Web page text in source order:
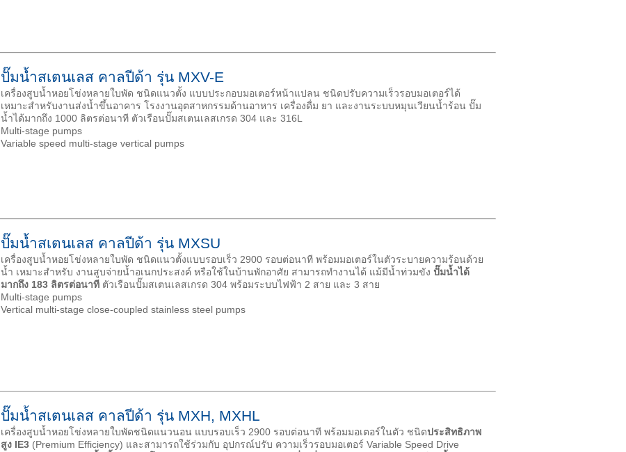
ปั๊มน้ำสเตนเลส คาลปีด้า รุ่น MXV-E
เครื่องสูบน้ำหอยโข่งหลายใบพัด ชนิดแนวตั้ง แบบประกอบมอเตอร์หน้าแปลน ชนิดปรับความเร็วรอบมอเตอร์ได้
เหมาะสำหรับงานส่งน้ำขึ้นอาคาร โรงงานอุตสาหกรรมด้านอาหาร เครื่องดื่ม ยา และงานระบบหมุนเวียนน้ำร้อน ปั๊ม
น้ำได้มากถึง 1000 ลิตรต่อนาที ตัวเรือนปั๊มสเตนเลสเกรด 304 และ 316L
Multi-stage pumps
Variable speed multi-stage vertical pumps
ปั๊มน้ำสเตนเลส คาลปีด้า รุ่น MXSU
เครื่องสูบน้ำหอยโข่งหลายใบพัด ชนิดแนวตั้งแบบรอบเร็ว 2900 รอบต่อนาที พร้อมมอเตอร์ในตัวระบายความร้อนด้วย
น้ำ เหมาะสำหรับ งานสูบจ่ายน้ำอเนกประสงค์ หรือใช้ในบ้านพักอาศัย สามารถทำงานได้ แม้มีน้ำท่วมขัง ปั๊มน้ำได้
มากถึง 183 ลิตรต่อนาทีตัวเรือนปั๊มสเตนเลสเกรด 304 พร้อมระบบไฟฟ้า 2 สาย และ 3 สาย
Multi-stage pumps
Vertical multi-stage close-coupled stainless steel pumps
ปั๊มน้ำสเตนเลส คาลปีด้า รุ่น MXH, MXHL
เครื่องสูบน้ำหอยโข่งหลายใบพัดชนิดแนวนอน แบบรอบเร็ว 2900 รอบต่อนาที พร้อมมอเตอร์ในตัว ชนิดประสิทธิภาพ
สูง IE3(Premium Efficiency) และสามารถใช้ร่วมกับ อุปกรณ์ปรับ ความเร็วรอบมอเตอร์ Variable Speed Drive